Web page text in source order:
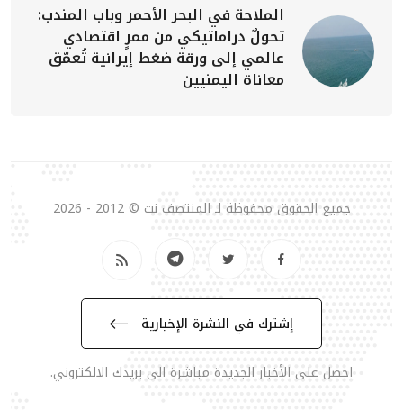
الملاحة في البحر الأحمر وباب المندب:
تحولٌ دراماتيكي من ممرٍ اقتصادي
عالمي إلى ورقة ضغط إيرانية تُعمّق
معاناة اليمنيين
جميع الحقوق محفوظة لـ المنتصف نت © 2012 - 2026
إشترك في النشرة الإخبارية
احصل على الأخبار الجديدة مباشرة الى بريدك الالكتروني.